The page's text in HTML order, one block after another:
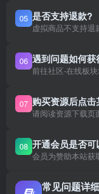
05 是否支持退款?
虚拟商品不支持退
06 遇到问题如何
前往社区-在线板
07 购买资源后点
请阅读资源下载页
08 开通会员是否
会员为赞助本站获
常见问题详